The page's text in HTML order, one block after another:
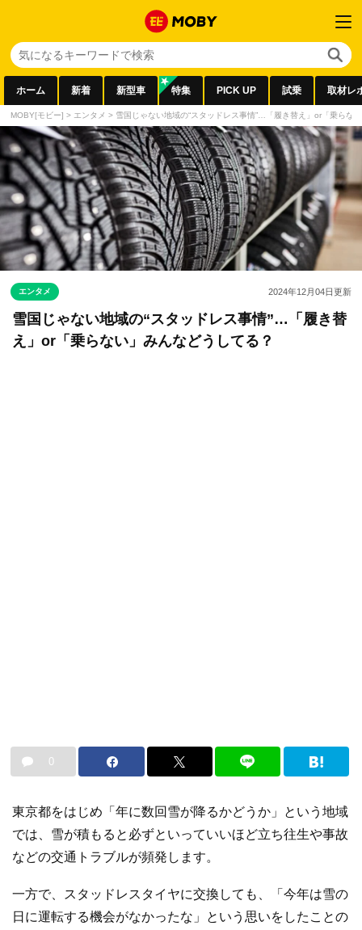
ホーム 新着 新型車 特集 PICK UP 試乗 取材レ
MOBY[モビー] > エンタメ > 雪国じゃない地域の“スタッドレス事情”…「履き替え」or「乗らな
エンタメ 2024年12月04日更新
雪国じゃない地域の“スタッドレス事情”…「履き替
え」or「乗らない」みんなどうしてる？
0
東京都をはじめ「年に数回雪が降るかどうか」という地域
では、雪が積もると必ずといっていいほど立ち往生や事故
などの交通トラブルが頻発します。
一方で、スタッドレスタイヤに交換しても、「今年は雪の
日に運転する機会がなかったな」という思いをしたことの